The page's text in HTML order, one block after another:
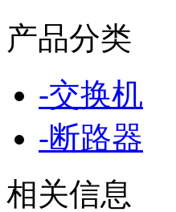
产品分类
-交换机
-断路器
相关信息